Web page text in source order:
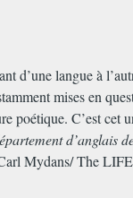
d’une langue à
mises en
poétique. C’est cet
d’anglais
Mydans/ The